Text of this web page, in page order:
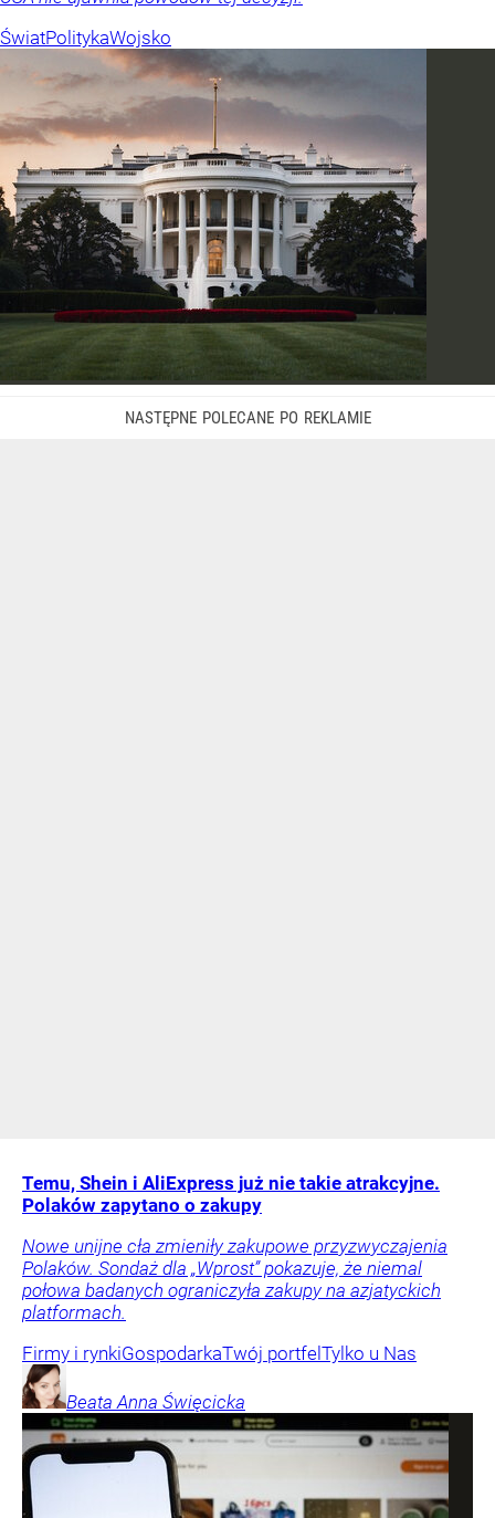
ŚwiatPolitykaWojsko
Temu, Shein i AliExpress już nie takie atrakcyjne.
Polaków zapytano o zakupy
Nowe unijne cła zmieniły zakupowe przyzwyczajenia
Polaków. Sondaż dla „Wprost” pokazuje, że niemal
połowa badanych ograniczyła zakupy na azjatyckich
platformach.
Firmy i rynkiGospodarkaTwój portfelTylko u Nas
Beata Anna Święcicka